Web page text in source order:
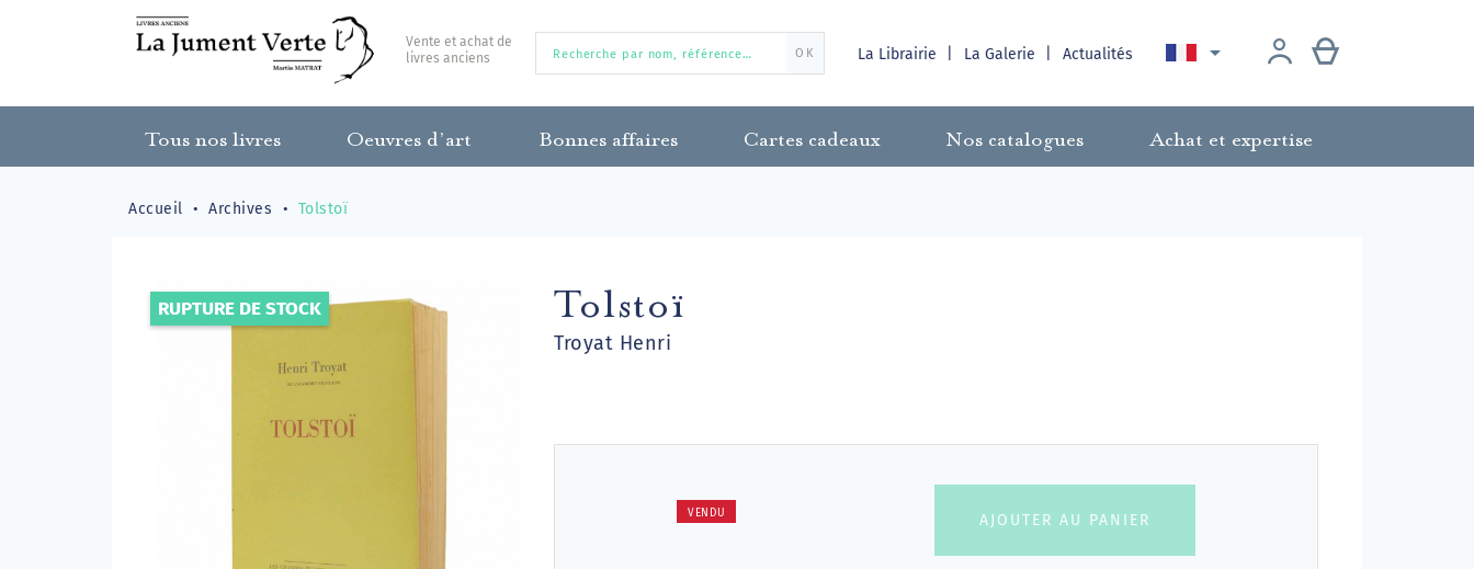
Vente et achat de
livres anciens
OK La Librairie La Galerie Actualités 
Tous nos livres Oeuvres d’art Bonnes affaires Cartes cadeaux Nos catalogues Achat et expertise
Accueil Archives Tolstoï
RUPTURE DE STOCK Tolstoï
Troyat Henri
VENDU AJOUTER AU PANIER